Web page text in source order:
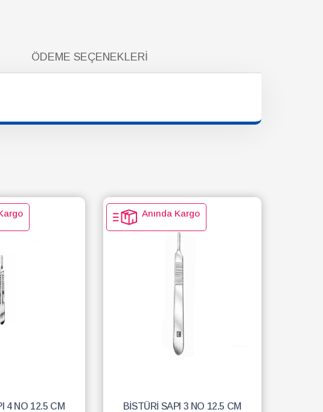
ÖDEME SEÇENEKLERI
4 NO 12.5 CM
Anında Kargo
BİSTÜRİ SAPI 3 NO 12.5 CM